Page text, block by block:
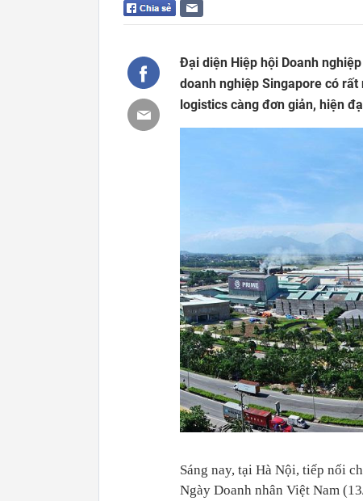
Đại diện Hiệp hội Doanh
doanh nghiệp Singapore có
logistics càng đơn giản, hiện
Sáng nay, tại Hà Nội, tiếp nối
Ngày Doanh nhân Việt Nam